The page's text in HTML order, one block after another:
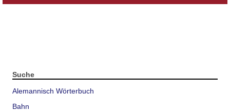
Suche
Alemannisch Wörterbuch
Bahn